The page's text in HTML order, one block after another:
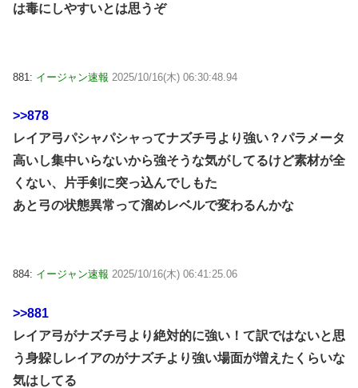
は毒にしやすいとは思うぞ
881: イージャン速報 2025/10/16(木) 06:30:48.94
>>878
レイア弓パシャパシャってナズチ弓より強い？パラメータ
高いし集中いらないから強そうな気がしてるけど素材が全
くない、片手剣に突っ込んでしもた
あと弓の状態異常って溜めレベルで変わるんかな
884: イージャン速報 2025/10/16(木) 06:41:25.06
>>881
レイア弓がナズチ弓より絶対的に強い！て訳ではないと思
う身躱しレイアのがナズチより強い場面が増えたくらいな
気はしてる